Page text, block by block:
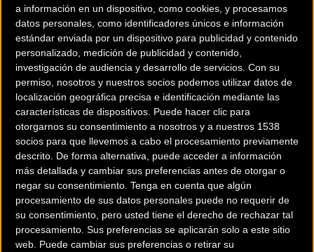
a información en un dispositivo, como cookies, y procesamos
datos personales, como identificadores únicos e información
estándar enviada por un dispositivo para publicidad y contenido
personalizado, medición de publicidad y contenido,
investigación de audiencia y desarrollo de servicios. Con su
permiso, nosotros y nuestros socios podemos utilizar datos de
localización geográfica precisa e identificación mediante las
características de dispositivos. Puede hacer clic para
otorgarnos su consentimiento a nosotros y a nuestros 1538
socios para que llevemos a cabo el procesamiento previamente
descrito. De forma alternativa, puede acceder a información
más detallada y cambiar sus preferencias antes de otorgar o
negar su consentimiento. Tenga en cuenta que algún
procesamiento de sus datos personales puede no requerir de
su consentimiento, pero usted tiene el derecho de rechazar tal
procesamiento. Sus preferencias se aplicarán solo a este sitio
web. Puede cambiar sus preferencias o retirar su
La prueba arrancó a las nueve de la mañana con una salida
única. El triatleta Roger Serrano, uno de los mejores
especialista en el segmento de natación, fue el primero en
salir. Rubén Ruzafa que perdió 30 segundos en el agua los
recuperó ya en la primera de las dos vueltas de MTB. El
campeón mantuvo este ritmo y consiguió hacerse con la
victoria. Roger Serrano se hizo con el segundo puesto y
Albert Soley completó este podio.
Sin duda, el exigente segmento de MTB ha marcado la
diferencia y ha sido decisivo para que Ruzafa se hiciese
con la victoria. El triatleta ha señalado que la prueba ha
estado muy reñida y que los tiempos de entrada en meta